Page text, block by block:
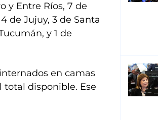
y Entre Ríos, 7 de
de Jujuy, 3 de Santa
y 1 de
en camas
total disponible. Ese